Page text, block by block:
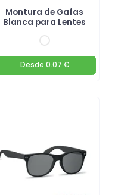
Montura de Gafas
Blanca para Lentes
Desde 0.07 €